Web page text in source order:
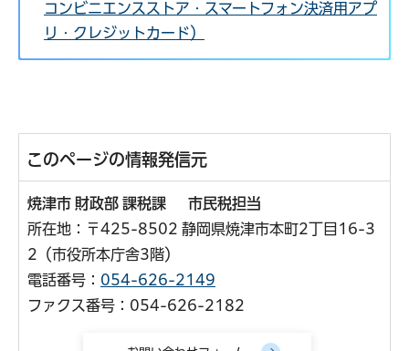
コンビニエンスストア・スマートフォン決済用アプ
リ・クレジットカード）
このページの情報発信元
焼津市 財政部 課税課 市民税担当
所在地：〒425-8502 静岡県焼津市本町2丁目16-3
2（市役所本庁舎3階）
電話番号： 054-626-2149
ファクス番号：054-626-2182